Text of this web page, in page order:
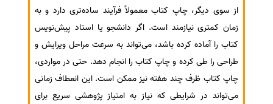
از سوی دیگر، چاپ کتاب معمولاً فرآیند ساده‌تری دارد و به
زمان کمتری نیازمند است. اگر دانشجو یا استاد پیش‌نویس
کتاب را آماده کرده باشد، می‌تواند به سرعت مراحل ویرایش و
طراحی را طی کرده و چاپ کتاب را انجام دهد. حتی در مواردی،
چاپ کتاب ظرف چند هفته نیز ممکن است. این انعطاف زمانی
می‌تواند در شرایطی که نیاز به امتیاز پژوهشی سریع برای